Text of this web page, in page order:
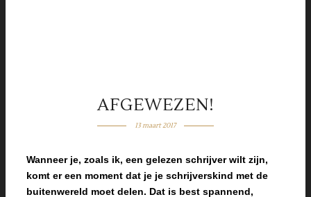
AFGEWEZEN!
13 maart 2017
Wanneer je, zoals ik, een gelezen schrijver wilt zijn,
komt er een moment dat je je schrijverskind met de
buitenwereld moet delen. Dat is best spannend,